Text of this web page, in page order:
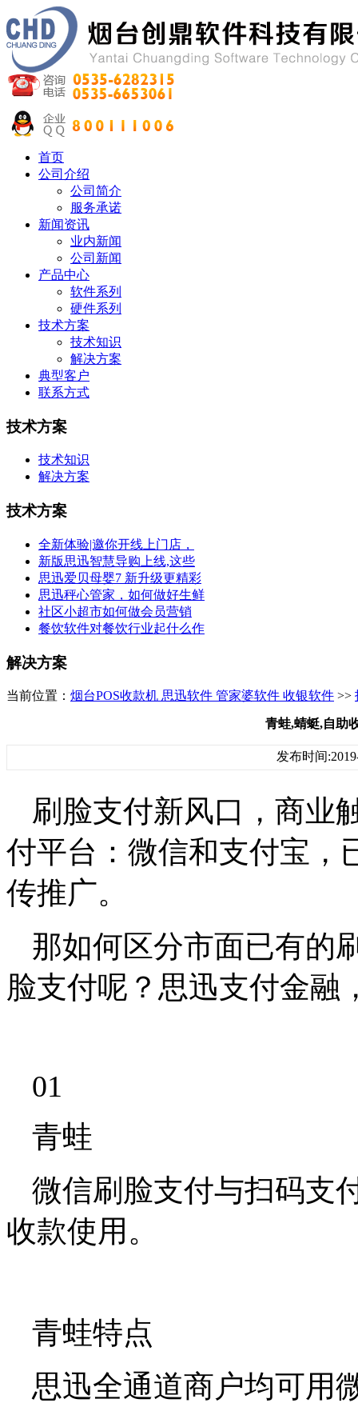
首页
公司介绍
公司简介
服务承诺
新闻资讯
业内新闻
公司新闻
产品中心
软件系列
硬件系列
技术方案
技术知识
解决方案
典型客户
联系方式
技术方案
技术知识
解决方案
技术方案
全新体验|邀你开线上门店，
新版思迅智慧导购上线,这些
思迅爱贝母婴7 新升级更精彩
思迅秤心管家，如何做好生鲜
社区小超市如何做会员营销
餐饮软件对餐饮行业起什么作
解决方案
当前位置： 烟台POS收款机 思迅软件 管家婆软件 收银软件 >>
青蛙,蜻蜓,自助
发布时间
刷脸支付新风口，商业
付平台：微信和支付宝，
传推广。
那如何区分市面已有的
脸支付呢？思迅支付金融
01
青蛙
微信刷脸支付与扫码支
收款使用。
青蛙特点
思迅全通道商户均可用